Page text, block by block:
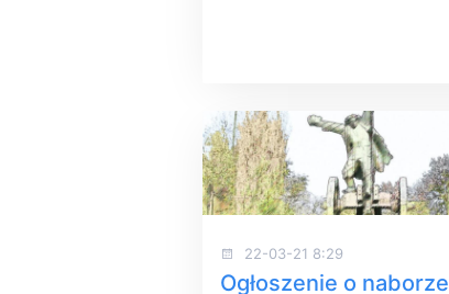
22-03-21 8:29
Ogłoszenie o naborze